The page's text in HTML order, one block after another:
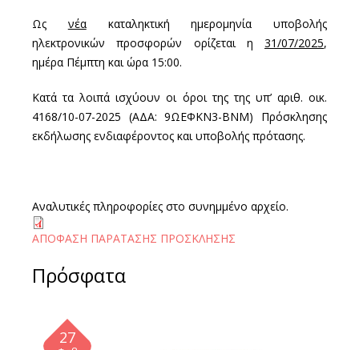
Ως νέακαταληκτική ημερομηνία υποβολής
ηλεκτρονικών προσφορών ορίζεται η 31/07/2025,
ημέρα Πέμπτη και ώρα 15:00.
Κατά τα λοιπά ισχύουν οι όροι της της υπ’ αριθ. οικ.
4168/10-07-2025 (ΑΔΑ: 9ΩΕΦΚΝ3-ΒΝΜ) Πρόσκλησης
εκδήλωσης ενδιαφέροντος και υποβολής πρότασης.
Αναλυτικές πληροφορίες στο συνημμένο αρχείο.
ΑΠΟΦΑΣΗ ΠΑΡΑΤΑΣΗΣ ΠΡΟΣΚΛΗΣΗΣ
Πρόσφατα
27